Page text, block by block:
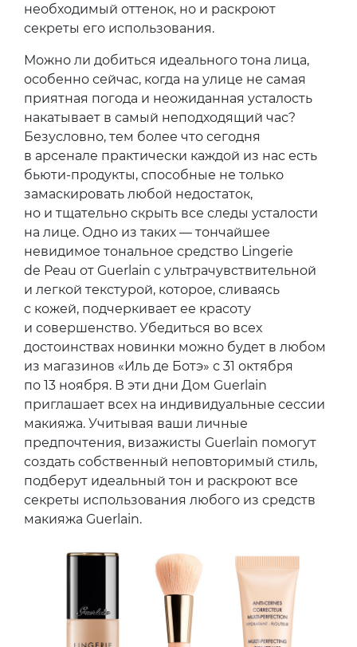
необходимый оттенок, но и раскроют
секреты его использования.
Можно ли добиться идеального тона лица,
особенно сейчас, когда на улице не самая
приятная погода и неожиданная усталость
накатывает в самый неподходящий час?
Безусловно, тем более что сегодня
в арсенале практически каждой из нас есть
бьюти-продукты, способные не только
замаскировать любой недостаток,
но и тщательно скрыть все следы усталости
на лице. Одно из таких — тончайшее
невидимое тональное средство Lingerie
de Peau от Guerlain с ультрачувствительной
и легкой текстурой, которое, сливаясь
с кожей, подчеркивает ее красоту
и совершенство. Убедиться во всех
достоинствах новинки можно будет в любом
из магазинов «Иль де Ботэ» с 31 октября
по 13 ноября. В эти дни Дом Guerlain
приглашает всех на индивидуальные сессии
макияжа. Учитывая ваши личные
предпочтения, визажисты Guerlain помогут
создать собственный неповторимый стиль,
подберут идеальный тон и раскроют все
секреты использования любого из средств
макияжа Guerlain.